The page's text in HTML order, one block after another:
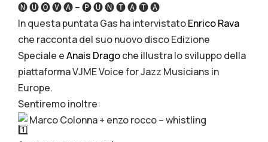
🅝 🅤 🅞 🅥 🅐 – 🅟 🅤 🅝 🅣 🅐 🅣 🅐
In questa puntata Gas ha intervistatoEnrico Rava
che racconta del suo nuovo disco Edizione
Speciale eAnais Dragoche illustra lo sviluppo della
piattaforma VJME Voice for Jazz Musicians in
Europe.
Sentiremo inoltre:
Marco Colonna + enzo rocco – whistling